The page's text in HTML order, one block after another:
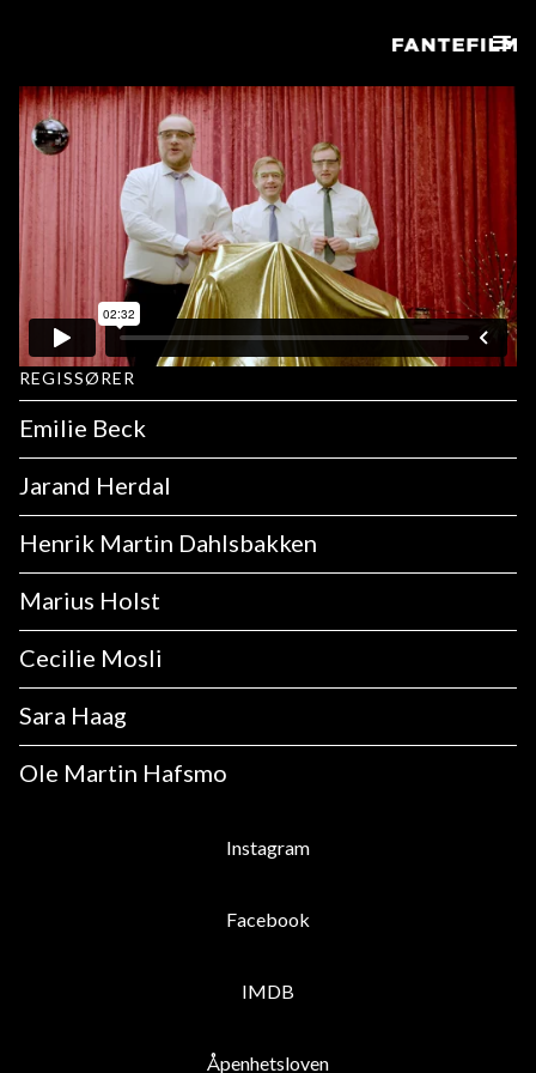
REGISSØRER
Emilie Beck
Jarand Herdal
Henrik Martin Dahlsbakken
Marius Holst
Cecilie Mosli
Sara Haag
Ole Martin Hafsmo
Instagram
Facebook
IMDB
Åpenhetsloven